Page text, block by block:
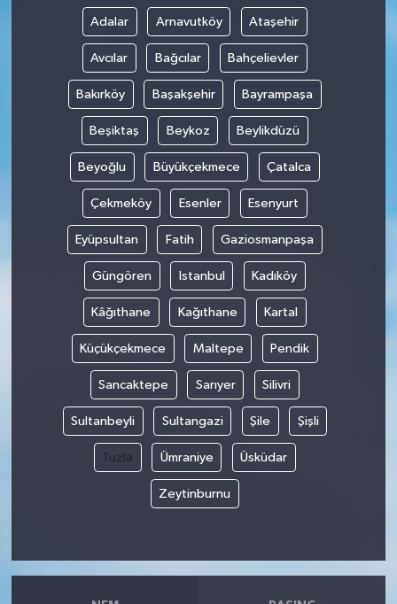
Adalar Arnavutköy Ataşehir
Avcılar Bağcılar Bahçelievler
Bakırköy Başakşehir Bayrampaşa
Beşiktaş Beykoz Beylikdüzü
Beyoğlu Büyükçekmece Çatalca
Çekmeköy Esenler Esenyurt
Eyüpsultan Fatih Gaziosmanpaşa
Güngören Istanbul Kadıköy
Kâğıthane Kağıthane Kartal
Küçükçekmece Maltepe Pendik
Sancaktepe Sarıyer Silivri
Sultanbeyli Sultangazi Şile Şişli
Tuzla Ümraniye Üsküdar
Zeytinburnu
Genel
Gündem
Hisarcık
İlçeler
Köşe Yazıları
Kültür Sanat
Kütahya
Magazin
Otomobil
Pazarlar
Sağlık